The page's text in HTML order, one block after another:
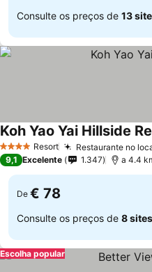
Consulte os preços de 13
4 EstrelasResort Restaurante no
Koh Yao Yai Hillside
9,1 Excelente 1.347 a 4.4
De € 78
Consulte os preços de 8 sites
Escolha popular